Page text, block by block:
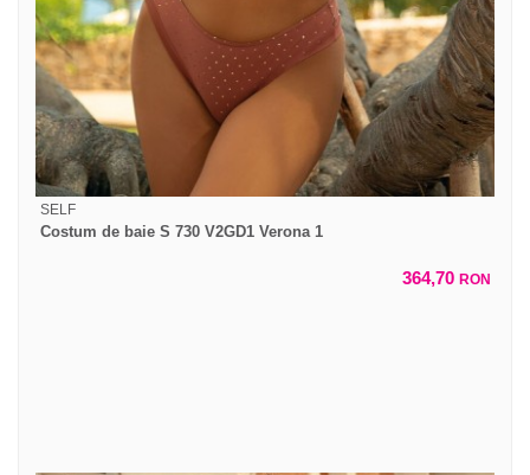
SELF
Costum de baie S 730 V2GD1 Verona 1
364,70 RON